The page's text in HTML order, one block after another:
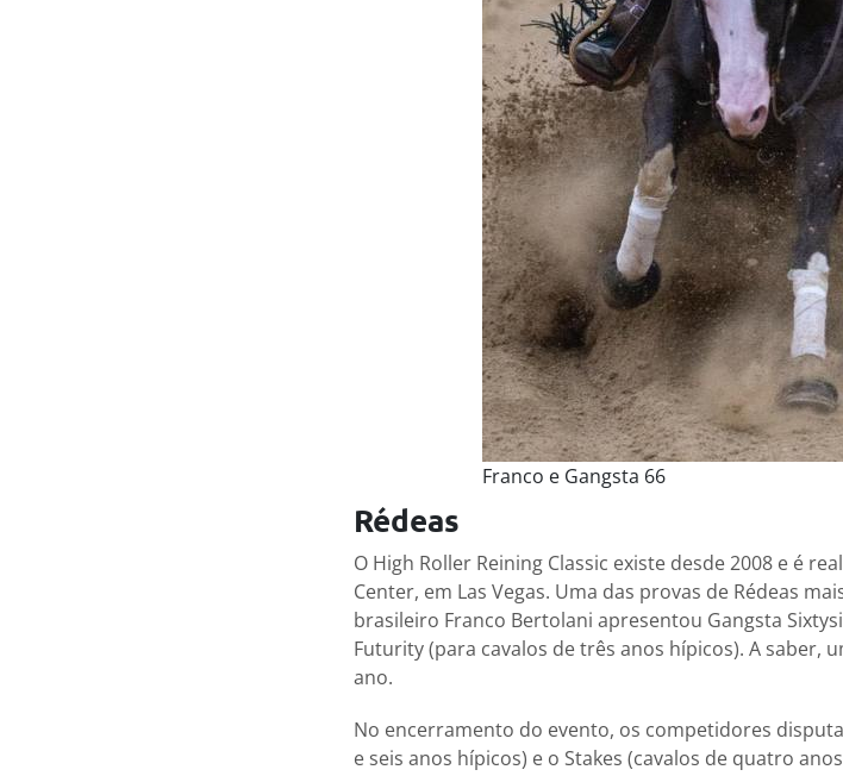
Franco e Gangsta 66
Rédeas
O High Roller Reining Classic existe desde 2008 e é
Center, em Las Vegas. Uma das provas de Rédeas
brasileiro Franco Bertolani apresentou Gangsta
Futurity (para cavalos de três anos hípicos). A
ano.
No encerramento do evento, os competidores
e seis anos hípicos) e o Stakes (cavalos de quatro